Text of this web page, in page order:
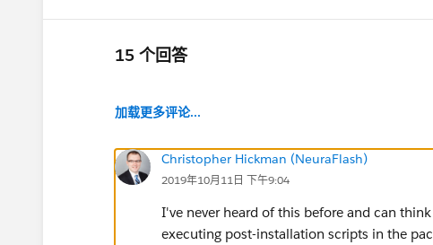
15 个回答
加载更多评论...
Christopher Hickman (NeuraFlash)
2019年10月11日 下午9:04
I've never heard of this before and can
executing post-installation scripts in the